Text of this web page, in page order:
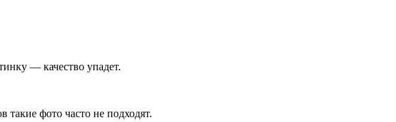
— качество упадет.
фото часто не подходят.